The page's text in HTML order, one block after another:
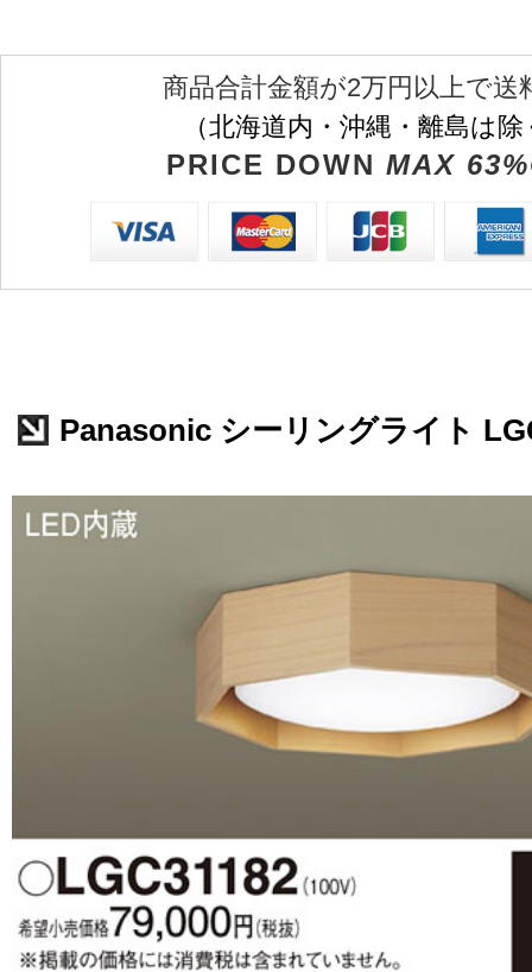
商品合計金額が2万円以上で送
（北海道内・沖縄・離島は
PRICE DOWN MAX
Panasonic シーリングライト